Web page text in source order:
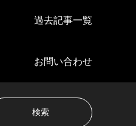
過去記事一覧
お問い合わせ